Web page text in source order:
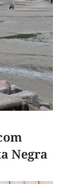
Negra